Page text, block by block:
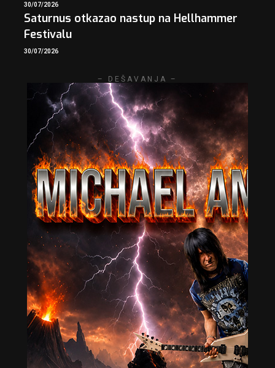
30/07/2026
Saturnus otkazao nastup na Hellhammer
Festivalu
30/07/2026
– DEŠAVANJA –